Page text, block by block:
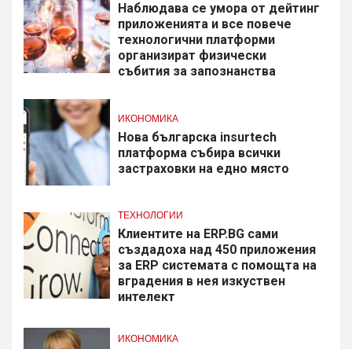
Наблюдава се умора от дейтинг
приложенията и все повече
технологични платформи
организират физически
събития за запознанства
ИКОНОМИКА
Нова българска insurtech
платформа събира всички
застраховки на едно място
ТЕХНОЛОГИИ
Клиентите на ERP.BG сами
създадоха над 450 приложения
за ERP системата с помощта на
вградения в нея изкуствен
интелект
ИКОНОМИКА